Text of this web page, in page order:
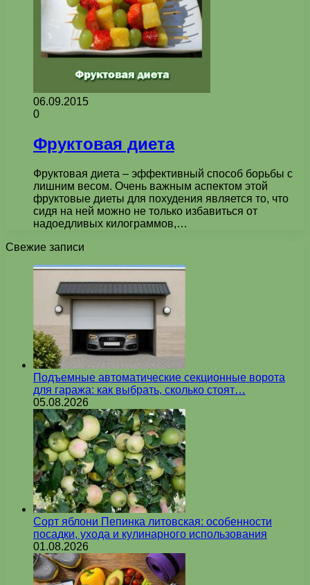
06.09.2015
0
Фруктовая диета
Фруктовая диета – эффективный способ борьбы с
лишним весом. Очень важным аспектом этой
фруктовые диеты для похудения является то, что
сидя на ней можно не только избавиться от
надоедливых килограммов,…
Свежие записи
Подъемные автоматические секционные ворота
для гаража: как выбрать, сколько стоят…
05.08.2026
Сорт яблони Пепинка литовская: особенности
посадки, ухода и кулинарного использования
01.08.2026